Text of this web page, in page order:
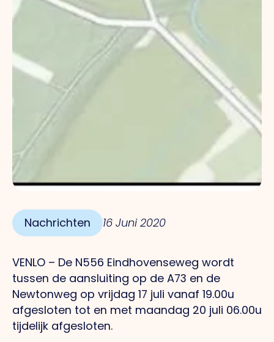
Nachrichten 16 Juni 2020
VENLO – De N556 Eindhovenseweg wordt
tussen de aansluiting op de A73 en de
Newtonweg op vrijdag 17 juli vanaf 19.00u
afgesloten tot en met maandag 20 juli 06.00u
tijdelijk afgesloten.